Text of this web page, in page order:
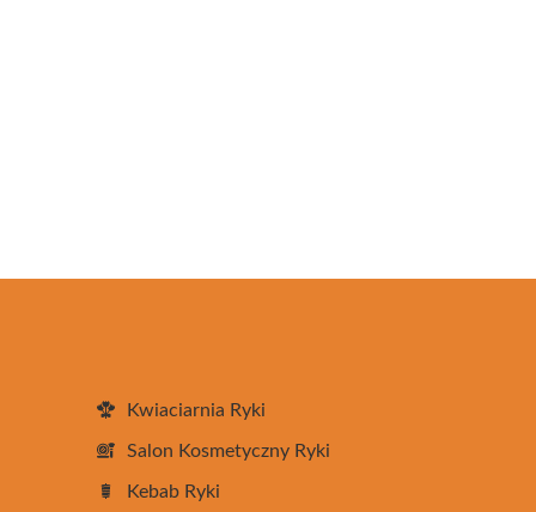
Kwiaciarnia Ryki
Salon Kosmetyczny Ryki
Kebab Ryki